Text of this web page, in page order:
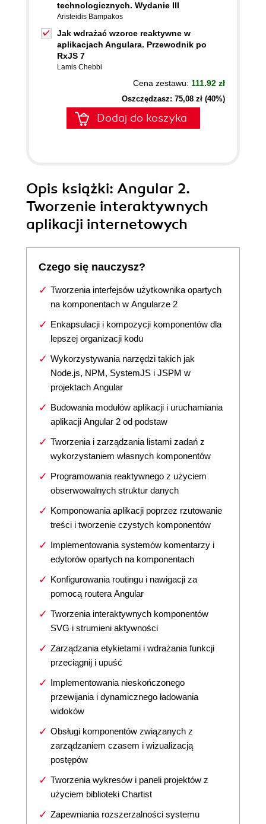
technologicznych. Wydanie III
Aristeidis Bampakos
Jak wdrażać wzorce reaktywne w
aplikacjach Angulara. Przewodnik po
RxJS 7
Lamis Chebbi
Cena zestawu: 111.92 zł
Oszczędzasz: 75,08 zł (40%)
Dodaj do koszyka
Opis książki: Angular 2.
Tworzenie interaktywnych
aplikacji internetowych
Czego się nauczysz?
Tworzenia interfejsów użytkownika opartych
na komponentach w Angularze 2
Enkapsulacji i kompozycji komponentów dla
lepszej organizacji kodu
Wykorzystywania narzędzi takich jak
Node.js, NPM, SystemJS i JSPM w
projektach Angular
Budowania modułów aplikacji i uruchamiania
aplikacji Angular 2 od podstaw
Tworzenia i zarządzania listami zadań z
wykorzystaniem własnych komponentów
Programowania reaktywnego z użyciem
obserwowalnych struktur danych
Komponowania aplikacji poprzez rzutowanie
treści i tworzenie czystych komponentów
Implementowania systemów komentarzy i
edytorów opartych na komponentach
Konfigurowania routingu i nawigacji za
pomocą routera Angular
Tworzenia interaktywnych komponentów
SVG i strumieni aktywności
Zarządzania etykietami i wdrażania funkcji
przeciągnij i upuść
Implementowania nieskończonego
przewijania i dynamicznego ładowania
widoków
Obsługi komponentów związanych z
zarządzaniem czasem i wizualizacją
postępów
Tworzenia wykresów i paneli projektów z
użyciem biblioteki Chartist
Zapewniania rozszerzalności systemu